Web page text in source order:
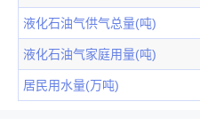
液化石油气供气总量(吨)
液化石油气家庭用量(吨)
居民用水量(万吨)